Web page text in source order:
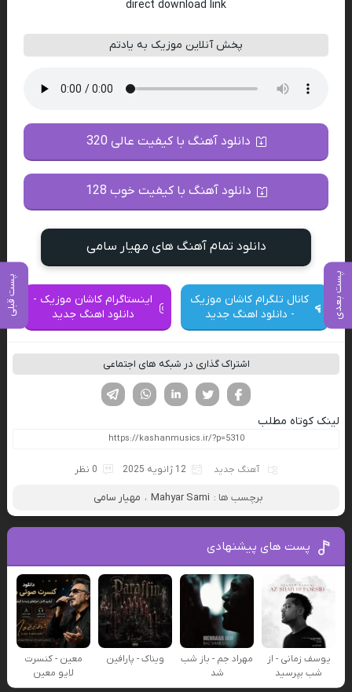
پست بعدی پست قبلی
direct download link
پخش آنلاین موزیک به یادتم
دانلود آهنگ با کیفیت عالی 320
دانلود آهنگ با کیفیت خوب 128
دانلود تمام آهنگ های مهیار سامی
کانال تلگرام کاشان موزیک
- دانلود اهنگ جدید
اینستاگرام کاشان موزیک -
دانلود اهنگ جدید
اشتراک گذاری در شبکه های اجتماعی
لینکدین تویتر
فیسوک
لینک کوتاه مطلب
آهنگ جدید 12 ژانویه 2025 0 نظر
برچسب ها : Mahyar Sami ، مهیار سامی
پست های پیشنهادی
یوسف زمانی - از
شب بپرسید
مهراد جم - باز شب
شد
ویناک - پارافین
معین - کنسرت
لایو معین